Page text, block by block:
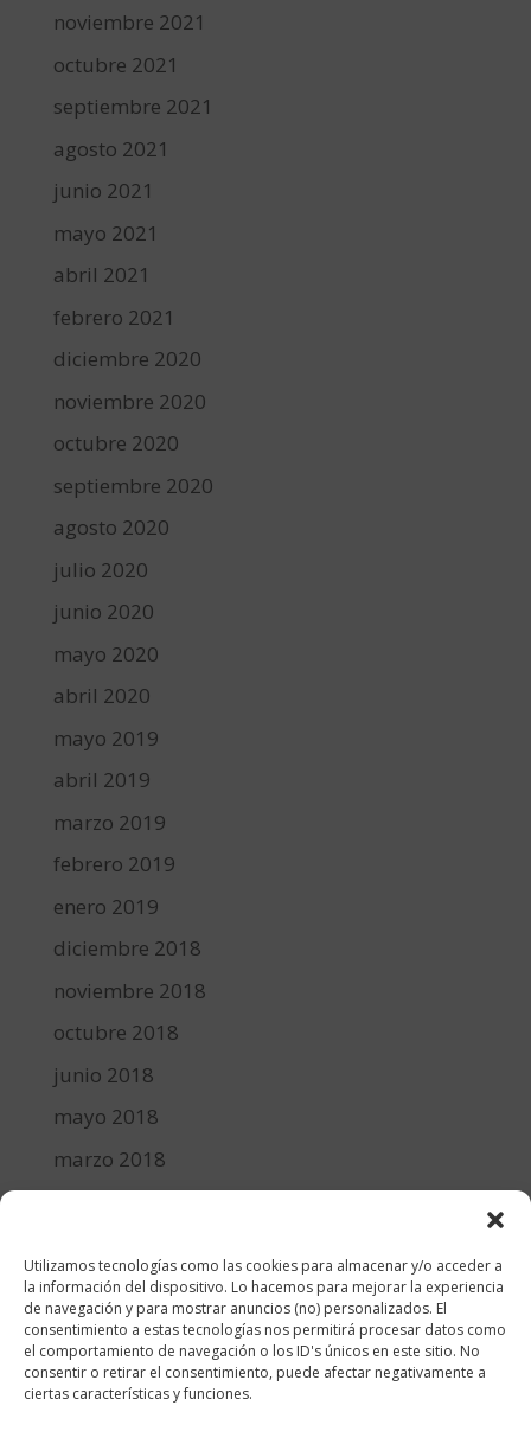
Utilizamos tecnologías como las cookies para almacenar y/o acceder a
la información del dispositivo. Lo hacemos para mejorar la experiencia
de navegación y para mostrar anuncios (no) personalizados. El
consentimiento a estas tecnologías nos permitirá procesar datos como
el comportamiento de navegación o los ID's únicos en este sitio. No
consentir o retirar el consentimiento, puede afectar negativamente a
ciertas características y funciones.
noviembre 2021
octubre 2021
septiembre 2021
agosto 2021
junio 2021
mayo 2021
abril 2021
febrero 2021
diciembre 2020
noviembre 2020
octubre 2020
septiembre 2020
agosto 2020
julio 2020
junio 2020
mayo 2020
abril 2020
mayo 2019
abril 2019
marzo 2019
febrero 2019
enero 2019
diciembre 2018
noviembre 2018
octubre 2018
junio 2018
mayo 2018
marzo 2018
diciembre 2017
Categorías
cocina y recetas